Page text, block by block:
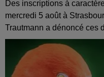
Des inscriptions à
mercredi 5 août à
Trautmann a dénoncé ces